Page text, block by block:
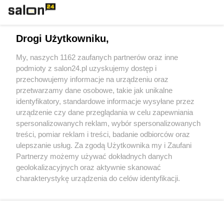
Sport
Społeczeństwo
Kultura
X Facebook Instagram Youtube
Drogi Użytkowniku,
My, naszych 1162 zaufanych partnerów oraz inne
podmioty z salon24.pl uzyskujemy dostęp i
przechowujemy informacje na urządzeniu oraz
przetwarzamy dane osobowe, takie jak unikalne
identyfikatory, standardowe informacje wysyłane przez
urządzenie czy dane przeglądania w celu zapewniania
spersonalizowanych reklam, wybór spersonalizowanych
treści, pomiar reklam i treści, badanie odbiorców oraz
ulepszanie usług. Za zgodą Użytkownika my i Zaufani
Partnerzy możemy używać dokładnych danych
geolokalizacyjnych oraz aktywnie skanować
charakterystykę urządzenia do celów identyfikacji.